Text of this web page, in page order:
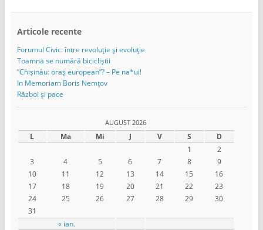
Articole recente
Forumul Civic: între revoluție și evoluție
Toamna se numără bicicliștii
”Chișinău: oraș european”? – Pe na*ui!
In Memoriam Boris Nemțov
Război și pace
AUGUST 2026
L Ma Mi J V S D
« ian.
1
2
3
4 5 6 7 8
9
10
11 12 13 14 15
16
17
18 19 20 21 22
23
24
25 26 27 28 29
30
31